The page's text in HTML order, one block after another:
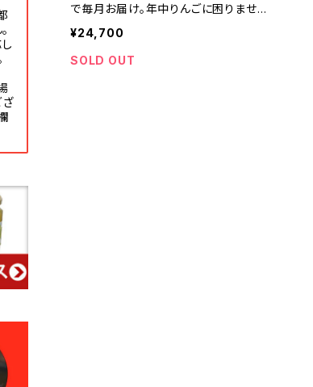
で毎月お届け。年中りんごに困りません
#NZD0B030
¥24,700
SOLD OUT
ざ